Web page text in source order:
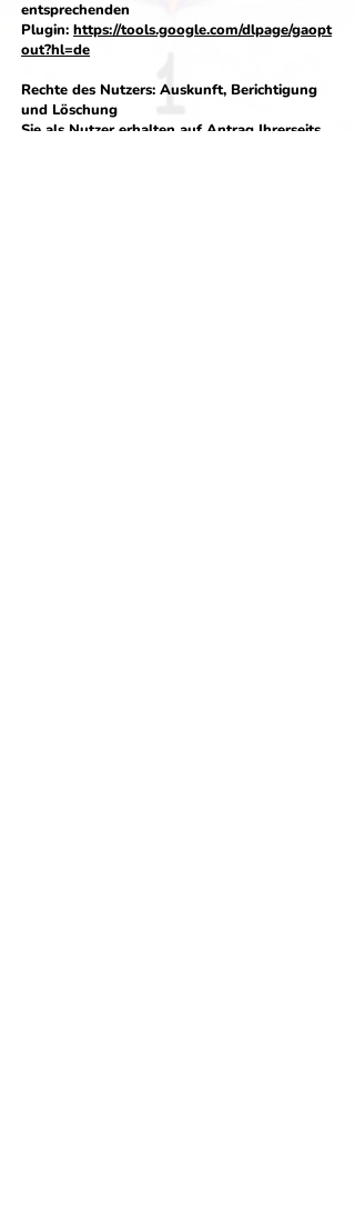
entsprechenden
Plugin: https://tools.google.com/dlpage/gaopt
out?hl=de
Rechte des Nutzers: Auskunft, Berichtigung
und Löschung
Sie als Nutzer erhalten auf Antrag Ihrerseits